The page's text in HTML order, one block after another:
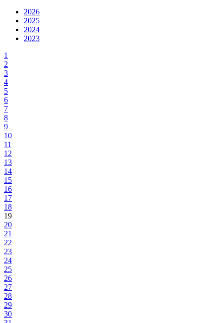
2026
2025
2024
2023
1
2
3
4
5
6
7
8
9
10
11
12
13
14
15
16
17
18
19
20
21
22
23
24
25
26
27
28
29
30